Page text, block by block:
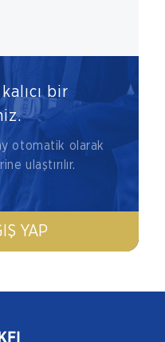
bir
otomatik olarak
ulaştırılır.
YAP